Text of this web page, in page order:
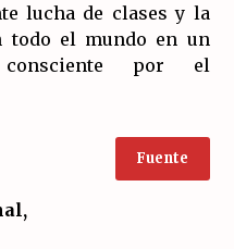
lucha de clases y la
todo el mundo en un
por el
Fuente
,